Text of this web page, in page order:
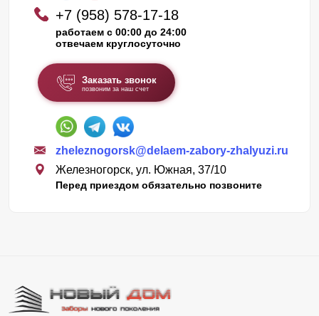
+7 (958) 578-17-18
работаем с 00:00 до 24:00
отвечаем круглосуточно
Заказать звонок
позвоним за наш счет
zheleznogorsk@delaem-zabory-zhalyuzi.ru
Железногорск, ул. Южная, 37/10
Перед приездом обязательно позвоните